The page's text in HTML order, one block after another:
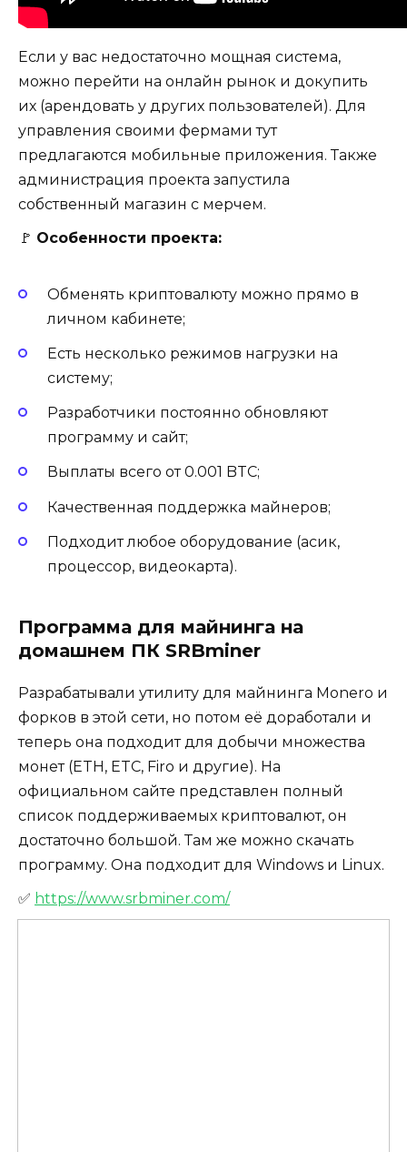
Если у вас недостаточно мощная система,
можно перейти на онлайн рынок и докупить
их (арендовать у других пользователей). Для
управления своими фермами тут
предлагаются мобильные приложения. Также
администрация проекта запустила
собственный магазин с мерчем.
🚩 Особенности проекта:
Обменять криптовалюту можно прямо в
личном кабинете;
Есть несколько режимов нагрузки на
систему;
Разработчики постоянно обновляют
программу и сайт;
Выплаты всего от 0.001 BTC;
Качественная поддержка майнеров;
Подходит любое оборудование (асик,
процессор, видеокарта).
Программа для майнинга на
домашнем ПК SRBminer
Разрабатывали утилиту для майнинга Monero и
форков в этой сети, но потом её доработали и
теперь она подходит для добычи множества
монет (ETH, ETC, Firo и другие). На
официальном сайте представлен полный
список поддерживаемых криптовалют, он
достаточно большой. Там же можно скачать
программу. Она подходит для Windows и Linux.
✅ https://www.srbminer.com/